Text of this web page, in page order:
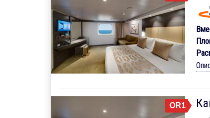
OR1